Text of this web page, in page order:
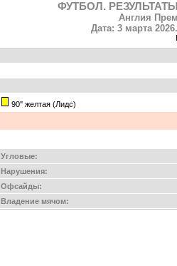
ФУТБОЛ.
Англия
Дата: 3 марта
90'' желтая (Лидс)
Угловые:
Нарушения:
Офсайды:
Владение мячом: